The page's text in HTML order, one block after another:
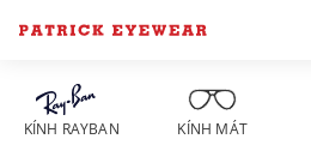
KÍNH RAYBAN KÍNH MÁT